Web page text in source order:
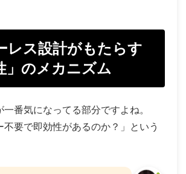
レス設計がもたらす
」のメカニズム
一番気になってる部分ですよね。
不要で即効性があるのか？」という